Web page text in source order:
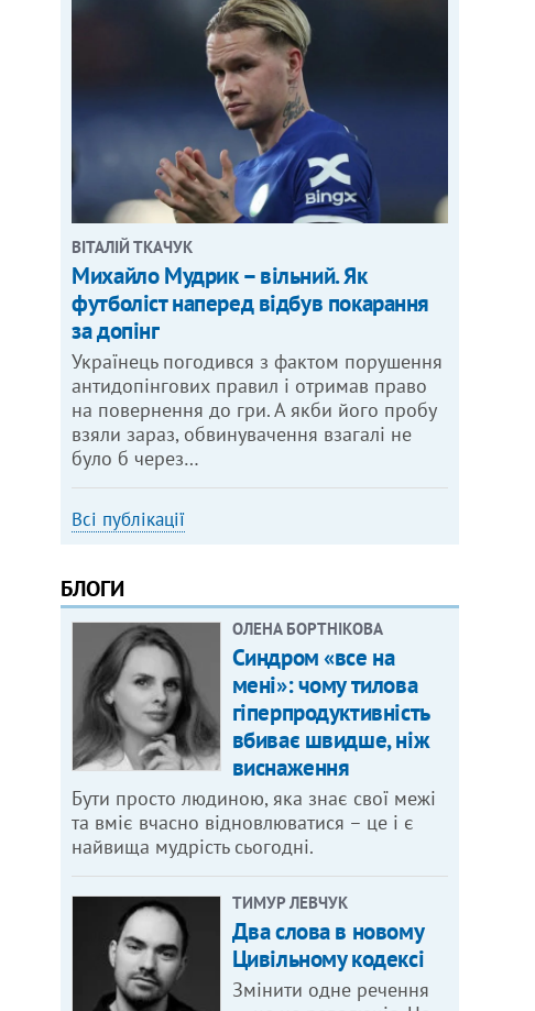
ВІТАЛІЙ ТКАЧУК
Михайло Мудрик – вільний. Як
футболіст наперед відбув покарання
за допінг
Українець погодився з фактом порушення
антидопінгових правил і отримав право
на повернення до гри. А якби його пробу
взяли зараз, обвинувачення взагалі не
було б через…
Всі публікації
БЛОГИ
ОЛЕНА БОРТНІКОВА
Синдром «все на
мені»: чому тилова
гіперпродуктивність
вбиває швидше, ніж
виснаження
Бути просто людиною, яка знає свої межі
та вміє вчасно відновлюватися – це і є
найвища мудрість сьогодні.
ТИМУР ЛЕВЧУК
Два слова в новому
Цивільному кодексі
Змінити одне речення